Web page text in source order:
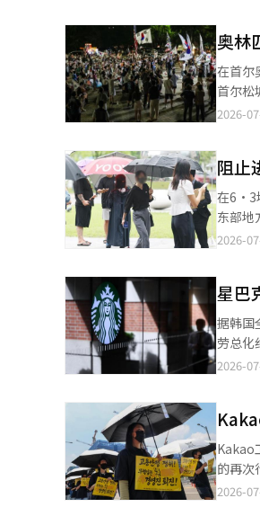
人的
现场的
奥林
在首尔
首尔松坡
室计票所封锁示威”
的‘投
2026-
阻止
在6·3地
东部地
令。 此前，警方于16日对A女士申请了逮捕令，检察院同日提出了逮捕请求。 A女士因在上个月16日与示威者和国民
的进入未能实现。 部分人将A女士称为“奥
搜查进
票站现场
犯罪的
2026-
星巴
据韩国
劳总化
长期未建立工
普遍
致员工
遇等议题，与公司展开协商
成立工
重的工
2026-
Kakao
的再次
午12
2026-